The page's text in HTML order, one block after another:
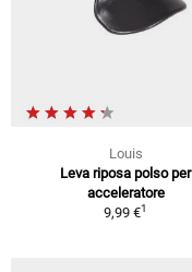
Louis
Leva riposa polso per
acceleratore
9,99 €1